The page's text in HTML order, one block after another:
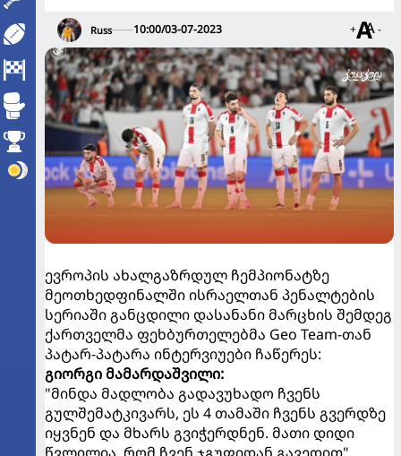
Russ 10:00/03-07-2023 + -
ევროპის ახალგაზრდულ ჩემპიონატზე
მეოთხედფინალში ისრაელთან პენალტების
სერიაში განცდილი დასანანი მარცხის შემდეგ
ქართველმა ფეხბურთელებმა Geo Team-თან
პატარ-პატარა ინტერვიუები ჩაწერეს:
გიორგი მამარდაშვილი:
"მინდა მადლობა გადავუხადო ჩვენს
გულშემატკივარს, ეს 4 თამაში ჩვენს გვერდზე
იყვნენ და მხარს გვიჭერდნენ. მათი დიდი